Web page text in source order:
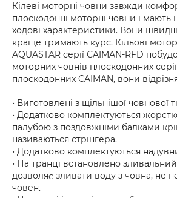
Кілеві моторні човни завжди
плоскодонні моторні човни і мають
ходові характеристики. Вони
краще тримають курс. Кільові
AQUASTAR серії CAIMAN-RFD
моторних човнів плоскодонних
плоскодонних CAIMAN, вони
• Виготовлені з щільнішої човнової
• Додатково комплектуються
палубою з поздовжніми балками
називаються стрінгера.
• Додатково комплектуються
• На транці встановлено
дозволяє зливати воду з човна, не
човен.